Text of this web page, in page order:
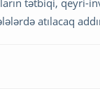
tətbiqi, qeyri-
atılacaq